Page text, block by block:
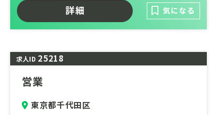
キャリアオーナシップを進める体制があり、
自己研鑽の機会や働き方の面ではフルリモー
ト・フルフレックス制度と自身のキャリア・
す。
お持ちの方にエントリーいただきたい求人で
詳細 気になる
求人ID 25218
営業
東京都千代田区